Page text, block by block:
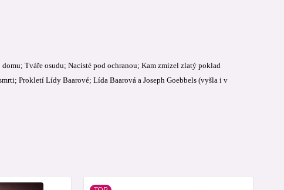
Tváře osudu; Nacisté pod ochranou; Kam zmizel zlatý poklad
Prokletí Lídy Baarové; Lída Baarová a Joseph Goebbels (vyšla i v